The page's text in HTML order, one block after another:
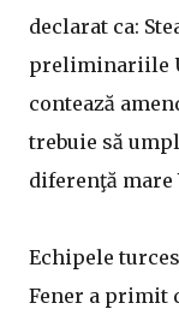
declarat ca:
preliminariile
contează
trebuie să
diferenţă mare
Echipele
Fener a primit